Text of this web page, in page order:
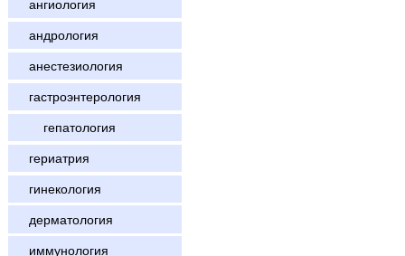
ангиология
андрология
анестезиология
гастроэнтерология
гепатология
гериатрия
гинекология
дерматология
иммунология